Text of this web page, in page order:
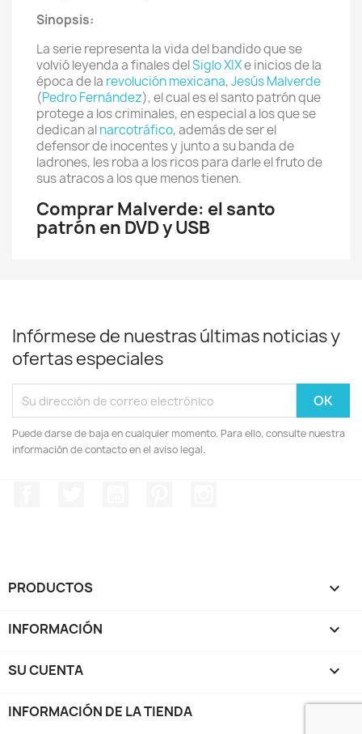
Sinopsis:
La serie representa la vida del bandido que se
volvió leyenda a finales delSiglo XIXe inicios de la
época de la revolución mexicana,Jesús Malverde
(Pedro Fernández), el cual es el santo patrón que
protege a los criminales, en especial a los que se
dedican alnarcotráfico, además de ser el
defensor de inocentes y junto a su banda de
ladrones, les roba a los ricos para darle el fruto de
sus atracos a los que menos tienen.
Comprar Malverde: el santo
patrón en DVD y USB
Infórmese de nuestras últimas noticias y
ofertas especiales
Puede darse de baja en cualquier momento. Para ello, consulte nuestra
información de contacto en el aviso legal.
PRODUCTOS 
INFORMACIÓN 
SU CUENTA 
INFORMACIÓN DE LA TIENDA